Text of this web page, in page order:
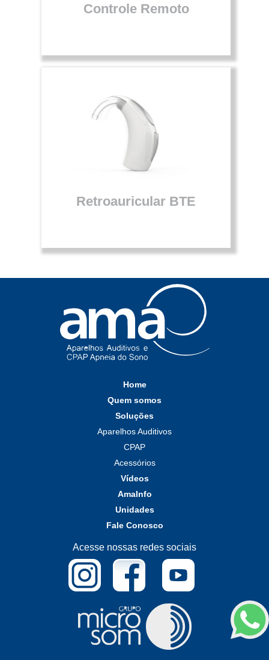
Controle Remoto
Retroauricular BTE
Home
Quem somos
Soluções
Aparelhos Auditivos
CPAP
Acessórios
Vídeos
AmaInfo
Unidades
Fale Conosco
Acesse nossas redes sociais